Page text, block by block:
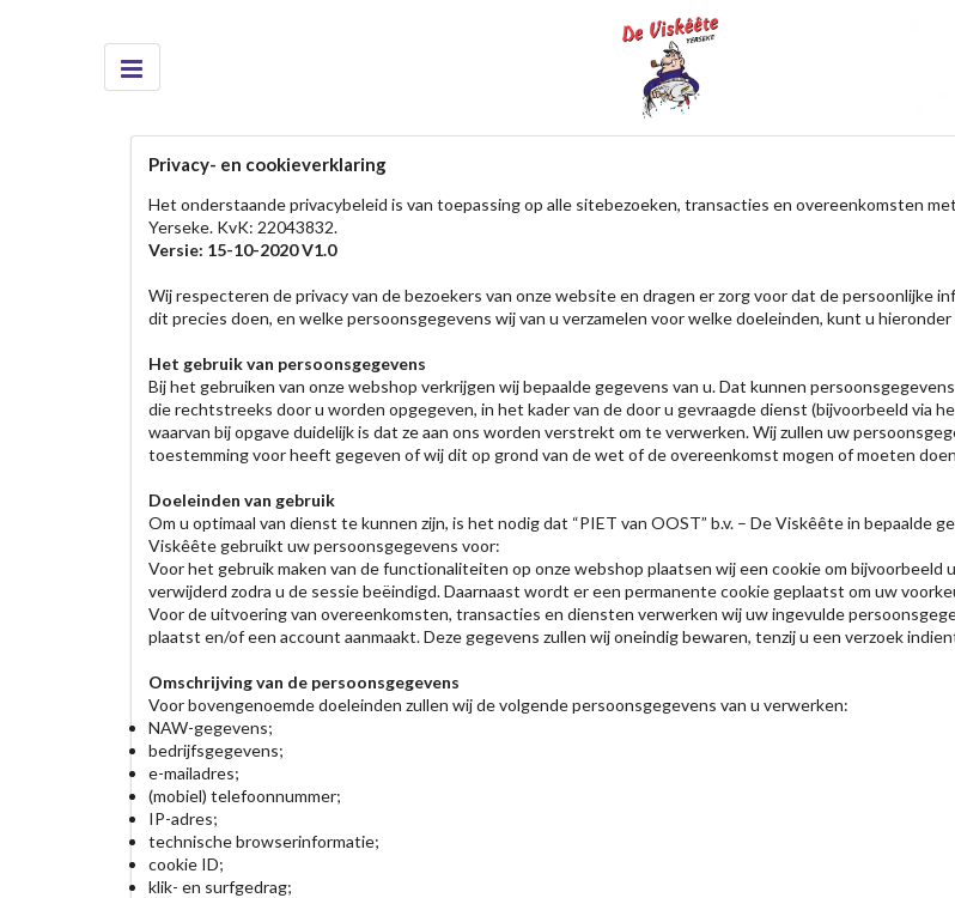
Privacy- en cookieverklaring
Het onderstaande privacybeleid is van toepassing op alle sitebezoeken, transacties en overeenkomsten
Yerseke. KvK: 22043832.
Versie: 15-10-2020 V1.0
Wij respecteren de privacy van de bezoekers van onze website en dragen er zorg voor dat de persoonlijke
dit precies doen, en welke persoonsgegevens wij van u verzamelen voor welke doeleinden, kunt u hieronder
Het gebruik van persoonsgegevens
Bij het gebruiken van onze webshop verkrijgen wij bepaalde gegevens van u. Dat kunnen
die rechtstreeks door u worden opgegeven, in het kader van de door u gevraagde dienst (bijvoorbeeld via
waarvan bij opgave duidelijk is dat ze aan ons worden verstrekt om te verwerken. Wij zullen uw
toestemming voor heeft gegeven of wij dit op grond van de wet of de overeenkomst mogen of moeten
Doeleinden van gebruik
Om u optimaal van dienst te kunnen zijn, is het nodig dat “PIET van OOST” b.v. – De Viskêête in bepaalde
Viskêête gebruikt uw persoonsgegevens voor:
Voor het gebruik maken van de functionaliteiten op onze webshop plaatsen wij een cookie om
verwijderd zodra u de sessie beëindigd. Daarnaast wordt er een permanente cookie geplaatst om uw
Voor de uitvoering van overeenkomsten, transacties en diensten verwerken wij uw ingevulde
plaatst en/of een account aanmaakt. Deze gegevens zullen wij oneindig bewaren, tenzij u een verzoek
Omschrijving van de persoonsgegevens
Voor bovengenoemde doeleinden zullen wij de volgende persoonsgegevens van u verwerken:
NAW-gegevens;
bedrijfsgegevens;
e-mailadres;
(mobiel) telefoonnummer;
IP-adres;
technische browserinformatie;
cookie ID;
klik- en surfgedrag;